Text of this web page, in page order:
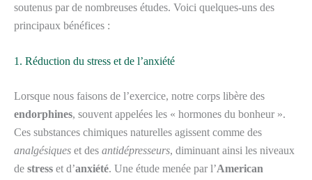
soutenus par de nombreuses études. Voici quelques-uns des
principaux bénéfices :
1. Réduction du stress et de l’anxiété
Lorsque nous faisons de l’exercice, notre corps libère des
endorphines, souvent appelées les « hormones du bonheur ».
Ces substances chimiques naturelles agissent comme des
analgésiques et des antidépresseurs, diminuant ainsi les niveaux
de stress et d’anxiété. Une étude menée par l’American